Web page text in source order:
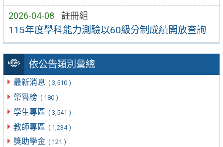
2026-04-08 註冊組
115年度學科能力測驗以60級分制成績開放查詢
依公告類別彙總
最新消息 ( 3,510 )
榮譽榜 ( 180 )
學生專區 ( 3,541 )
教師專區 ( 1,234 )
獎助學金 ( 121 )